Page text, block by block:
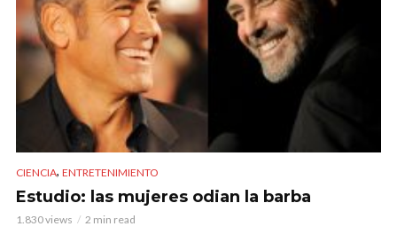
CIENCIA, ENTRETENIMIENTO
Estudio: las mujeres odian la barba
1.830 views 2 min read